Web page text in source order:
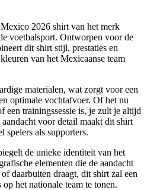
2026 shirt van het merk
voetbalsport. Ontworpen voor de
dit shirt stijl, prestaties en
van het Mexicaanse team
materialen, wat zorgt voor een
optimale vochtafvoer. Of het nu
een trainingssessie is, je zult je altijd
voor detail maakt dit shirt
spelers als supporters.
de unieke identiteit van het
elementen die de aandacht
daarbuiten draagt, dit shirt zal een
het nationale team te tonen.